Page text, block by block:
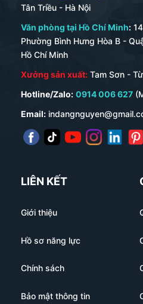
Tân Triều - Hà Nội
Văn phòng tại Hồ Chí Minh:
Phường Bình Hưng Hòa B -
Hồ Chí Minh
Xưởng sản xuất: Tam Sơn -
Hotline/Zalo: 0914 006 627
Email:
LIÊN KẾT
Giới thiệu
Hồ sơ năng lực
Chính sách
Bảo mật thông tin